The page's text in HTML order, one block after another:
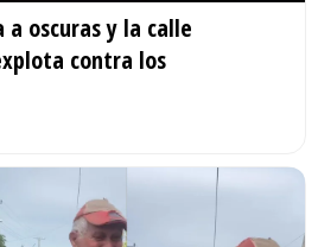
a oscuras y la calle
contra los